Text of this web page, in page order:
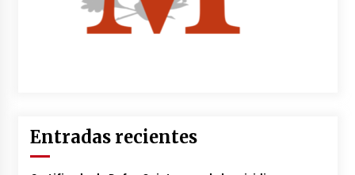
Entradas recientes